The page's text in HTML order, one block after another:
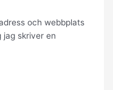
och webbplats
jag skriver en